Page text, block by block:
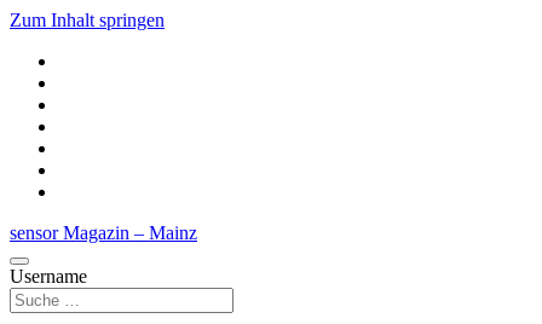
Zum Inhalt springen
sensor Magazin – Mainz
Username